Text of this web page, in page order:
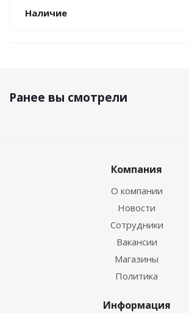
Наличие
Ранее вы смотрели
Компания
О компании
Новости
Сотрудники
Вакансии
Магазины
Политика
Информация